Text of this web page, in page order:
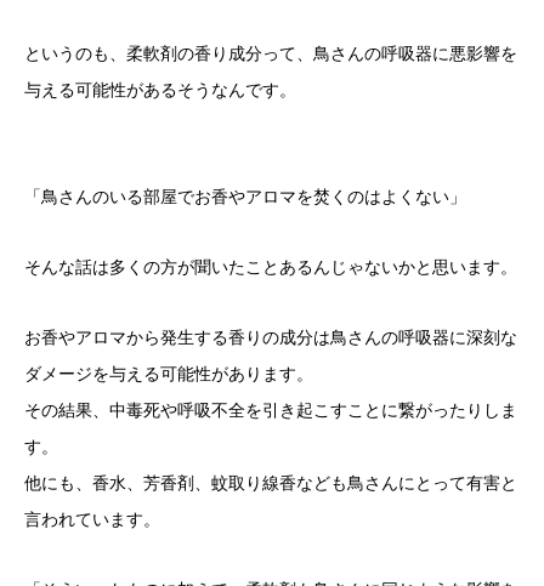
というのも、柔軟剤の香り成分って、鳥さんの呼吸器に悪影響を
与える可能性があるそうなんです。
「鳥さんのいる部屋でお香やアロマを焚くのはよくない」
そんな話は多くの方が聞いたことあるんじゃないかと思います。
お香やアロマから発生する香りの成分は鳥さんの呼吸器に深刻な
ダメージを与える可能性があります。
その結果、中毒死や呼吸不全を引き起こすことに繋がったりしま
す。
他にも、香水、芳香剤、蚊取り線香なども鳥さんにとって有害と
言われています。